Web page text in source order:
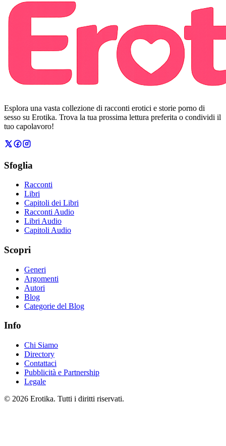
Esplora una vasta collezione di racconti erotici e storie porno di
sesso su Erotika. Trova la tua prossima lettura preferita o condividi il
tuo capolavoro!
Sfoglia
Racconti
Libri
Capitoli dei Libri
Racconti Audio
Libri Audio
Capitoli Audio
Scopri
Generi
Argomenti
Autori
Blog
Categorie del Blog
Info
Chi Siamo
Directory
Contattaci
Pubblicità e Partnership
Legale
© 2026 Erotika. Tutti i diritti riservati.